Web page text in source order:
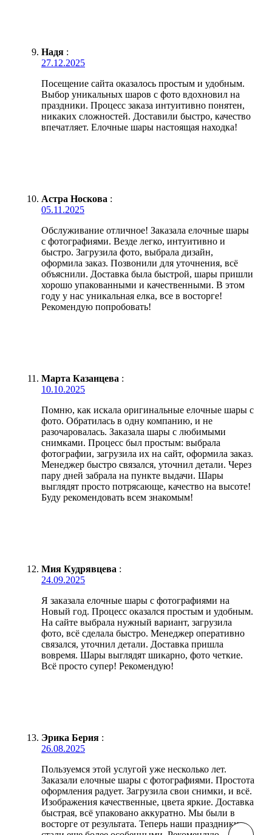
Надя :
27.12.2025
Посещение сайта оказалось простым и удобным.
Выбор уникальных шаров с фото вдохновил на
праздники. Процесс заказа интуитивно понятен,
никаких сложностей. Доставили быстро, качество
впечатляет. Елочные шары настоящая находка!
Астра Носкова :
05.11.2025
Обслуживание отличное! Заказала елочные шары
с фотографиями. Везде легко, интуитивно и
быстро. Загрузила фото, выбрала дизайн,
оформила заказ. Позвонили для уточнения, всё
объяснили. Доставка была быстрой, шары пришли
хорошо упакованными и качественными. В этом
году у нас уникальная елка, все в восторге!
Рекомендую попробовать!
Марта Казанцева :
10.10.2025
Помню, как искала оригинальные елочные шары с
фото. Обратилась в одну компанию, и не
разочаровалась. Заказала шары с любимыми
снимками. Процесс был простым: выбрала
фотографии, загрузила их на сайт, оформила заказ.
Менеджер быстро связался, уточнил детали. Через
пару дней забрала на пункте выдачи. Шары
выглядят просто потрясающе, качество на высоте!
Буду рекомендовать всем знакомым!
Мия Кудрявцева :
24.09.2025
Я заказала елочные шары с фотографиями на
Новый год. Процесс оказался простым и удобным.
На сайте выбрала нужный вариант, загрузила
фото, всё сделала быстро. Менеджер оперативно
связался, уточнил детали. Доставка пришла
вовремя. Шары выглядят шикарно, фото четкие.
Всё просто супер! Рекомендую!
Эрика Берия :
26.08.2025
Пользуемся этой услугой уже несколько лет.
Заказали елочные шары с фотографиями. Простота
оформления радует. Загрузила свои снимки, и всё.
Изображения качественные, цвета яркие. Доставка
быстрая, всё упаковано аккуратно. Мы были в
восторге от результата. Теперь наши праздники